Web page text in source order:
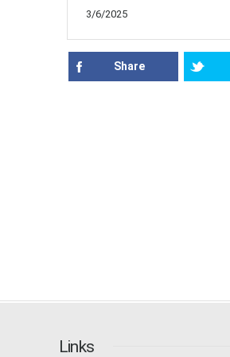
3/6/2025
Share
Links